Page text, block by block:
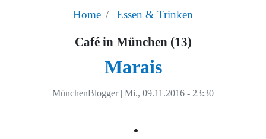
Home Essen & Trinken
Café in München (13)
Marais
MünchenBlogger | Mi., 09.11.2016 - 23:30